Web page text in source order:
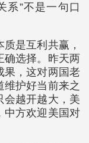
系”不是一句口
是互利共赢，
确选择。昨天两
果，这对两国老
护好当前来之
会越开越大，美
中方欢迎美国对